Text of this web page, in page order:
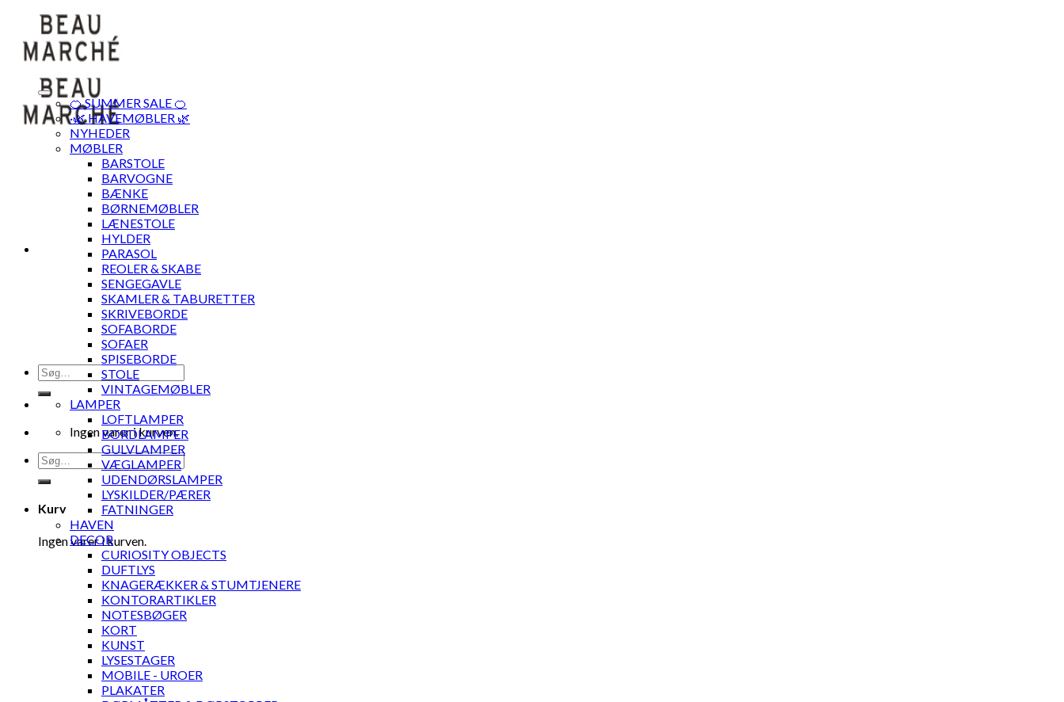
content
Søg
efter:
Ingen varer i kurven.
Søg
efter:
Kurv
Ingen varer i kurven.
🍊 SUMMER SALE 🍊
·🌿 HAVEMØBLER 🌿
NYHEDER
MØBLER
BARSTOLE
BARVOGNE
BÆNKE
BØRNEMØBLER
LÆNESTOLE
HYLDER
PARASOL
REOLER & SKABE
SENGEGAVLE
SKAMLER & TABURETTER
SKRIVEBORDE
SOFABORDE
SOFAER
SPISEBORDE
STOLE
VINTAGEMØBLER
LAMPER
LOFTLAMPER
BORDLAMPER
GULVLAMPER
VÆGLAMPER
UDENDØRSLAMPER
LYSKILDER/PÆRER
FATNINGER
HAVEN
DECOR
CURIOSITY OBJECTS
DUFTLYS
KNAGERÆKKER & STUMTJENERE
KONTORARTIKLER
NOTESBØGER
KORT
KUNST
LYSESTAGER
MOBILE - UROER
PLAKATER